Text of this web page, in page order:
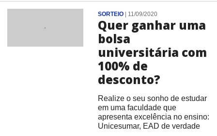
SORTEIO| 11/09/2020
Quer ganhar uma
bolsa
universitária com
100% de
desconto?
Realize o seu sonho de estudar
em uma faculdade que
apresenta excelência no ensino:
Unicesumar, EAD de verdade